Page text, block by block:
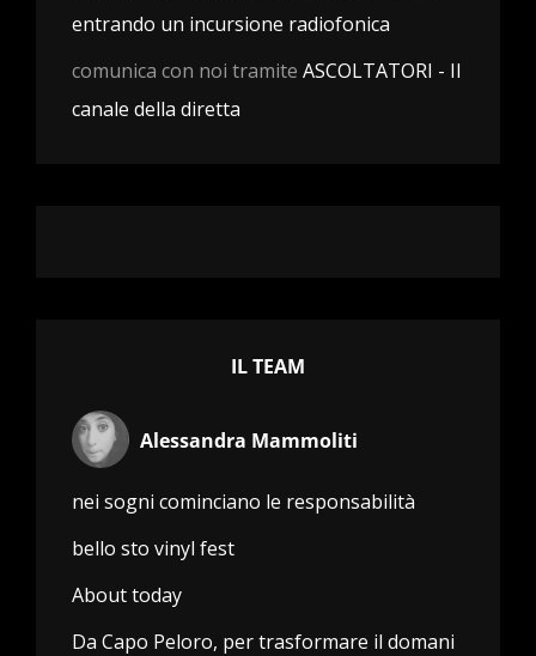
entrando un incursione radiofonica
comunica con noi tramite ASCOLTATORI - Il
canale della diretta
IL TEAM
Alessandra Mammoliti
nei sogni cominciano le responsabilità
bello sto vinyl fest
About today
Da Capo Peloro, per trasformare il domani